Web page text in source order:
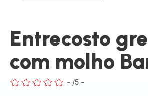
Entrecosto
com molho
- /5 -